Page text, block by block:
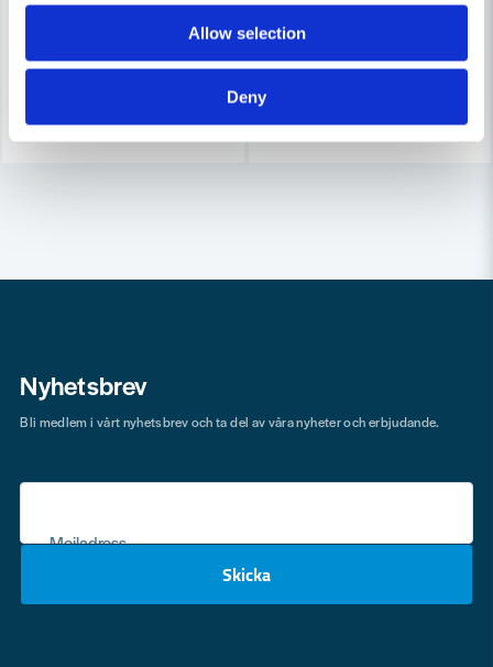
Allow selection
Deny
3-7 arbetsdagar
496 kr
Nyhetsbrev
Mejladress
Skicka
Bli medlem i vårt nyhetsbrev och ta del av våra nyheter och erbjudande.